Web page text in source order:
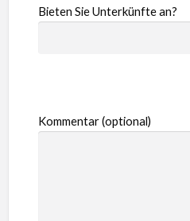
Bieten Sie Unterkünfte an?
Kommentar (optional)